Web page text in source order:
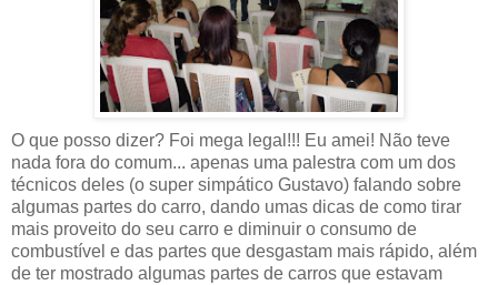
O que posso dizer? Foi mega legal!!! Eu amei! Não teve
nada fora do comum... apenas uma palestra com um dos
técnicos deles (o super simpático Gustavo) falando sobre
algumas partes do carro, dando umas dicas de como tirar
mais proveito do seu carro e diminuir o consumo de
combustível e das partes que desgastam mais rápido, além
de ter mostrado algumas partes de carros que estavam